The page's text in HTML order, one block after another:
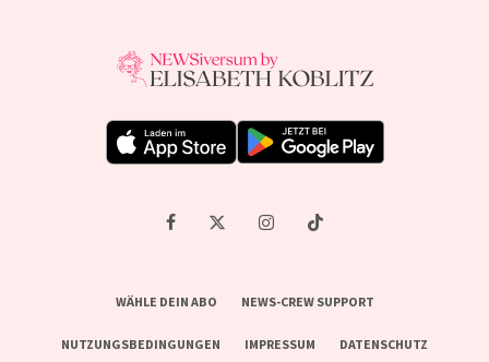
WÄHLE DEIN ABO NEWS-CREW SUPPORT
NUTZUNGSBEDINGUNGEN IMPRESSUM DATENSCHUTZ